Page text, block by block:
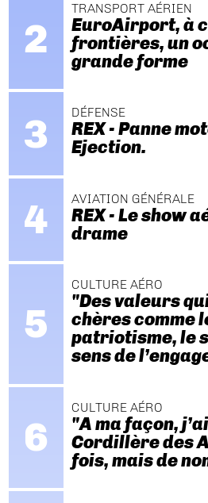
TRANSPORT AÉRIEN
EuroAirport, à
frontières, un
grande forme
DÉFENSE
REX - Panne
Ejection.
AVIATION GÉNÉRALE
REX - Le show
drame
CULTURE AÉRO
"Des valeurs
chères comme
patriotisme, le
sens de
CULTURE AÉRO
"A ma façon,
Cordillère des
fois, mais de